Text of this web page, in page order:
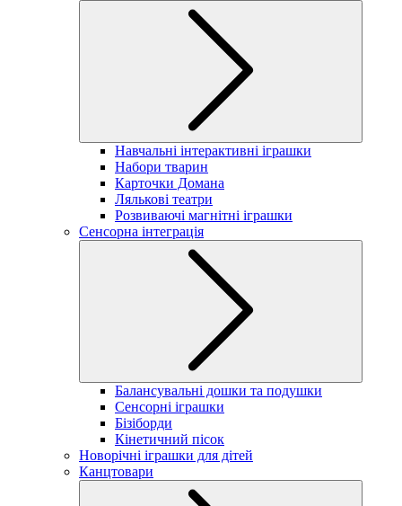
Навчальні інтерактивні іграшки
Набори тварин
Карточки Домана
Лялькові театри
Розвиваючі магнітні іграшки
Сенсорна інтеграція
Балансувальні дошки та подушки
Сенсорні іграшки
Бізіборди
Кінетичний пісок
Новорічні іграшки для дітей
Канцтовари